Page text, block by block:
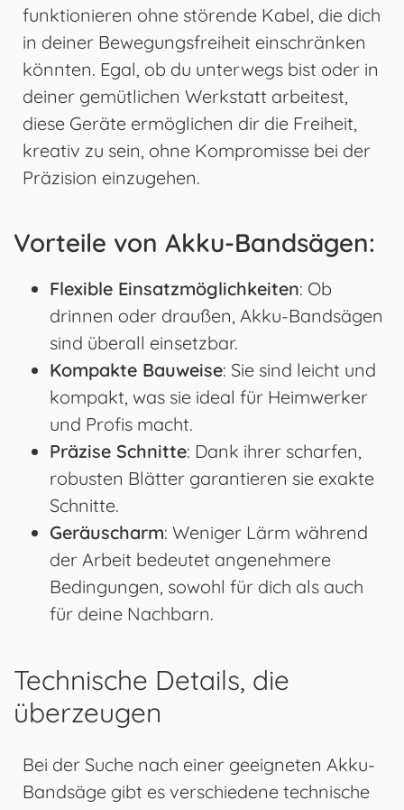
funktionieren ohne störende Kabel, die dich
in deiner Bewegungsfreiheit einschränken
könnten. Egal, ob du unterwegs bist oder in
deiner gemütlichen Werkstatt arbeitest,
diese Geräte ermöglichen dir die Freiheit,
kreativ zu sein, ohne Kompromisse bei der
Präzision einzugehen.
Vorteile von Akku-Bandsägen:
Flexible Einsatzmöglichkeiten: Ob
drinnen oder draußen, Akku-Bandsägen
sind überall einsetzbar.
Kompakte Bauweise: Sie sind leicht und
kompakt, was sie ideal für Heimwerker
und Profis macht.
Präzise Schnitte: Dank ihrer scharfen,
robusten Blätter garantieren sie exakte
Schnitte.
Geräuscharm: Weniger Lärm während
der Arbeit bedeutet angenehmere
Bedingungen, sowohl für dich als auch
für deine Nachbarn.
Technische Details, die
überzeugen
Bei der Suche nach einer geeigneten Akku-
Bandsäge gibt es verschiedene technische